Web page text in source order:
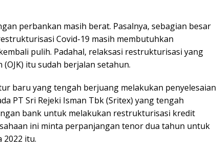
perbankan masih berat. Pasalnya, sebagian besar
Covid-19 masih membutuhkan
pulih. Padahal, relaksasi restrukturisasi yang
itu sudah berjalan setahun.
baru yang tengah berjuang melakukan penyelesaian
PT Sri Rejeki Isman Tbk (Sritex) yang tengah
bank untuk melakukan restrukturisasi kredit
ini minta perpanjangan tenor dua tahun untuk
2022 itu.